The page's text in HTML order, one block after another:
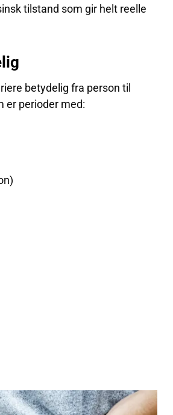
tilstand som gir helt reelle
betydelig fra person til
er perioder med: